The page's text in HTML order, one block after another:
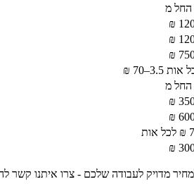
החל מ
3.5–70 ₪
החל מ
מדויק לעבודה שלכם - צרו איתנו קשר